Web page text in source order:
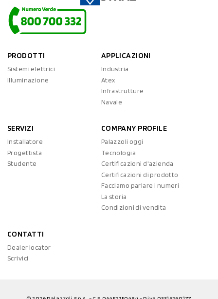
PRODOTTI
Sistemi elettrici
Illuminazione
APPLICAZIONI
Industria
Atex
Infrastrutture
Navale
SERVIZI
Installatore
Progettista
Studente
COMPANY PROFILE
Palazzoli oggi
Tecnologia
Certificazioni d'azienda
Certificazioni di prodotto
Facciamo parlare i numeri
La storia
Condizioni di vendita
CONTATTI
Dealer locator
Scrivici